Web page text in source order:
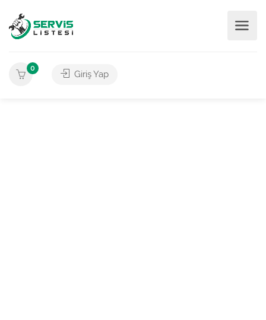
0
Giriş Yap